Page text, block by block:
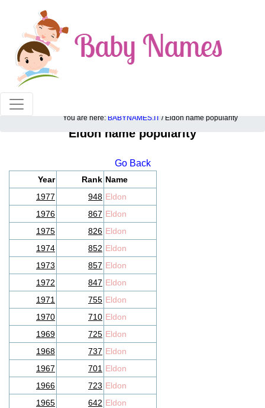
100% American popular baby names!
You are here: BABYNAMES.IT / Eldon name popularity
Eldon name popularity
Go Back
Year Rank Name
1977
948 Eldon
1976
867 Eldon
1975
826 Eldon
1974
852 Eldon
1973
857 Eldon
1972
847 Eldon
1971
755 Eldon
1970
710 Eldon
1969
725 Eldon
1968
737 Eldon
1967
701 Eldon
1966
723 Eldon
1965
642 Eldon